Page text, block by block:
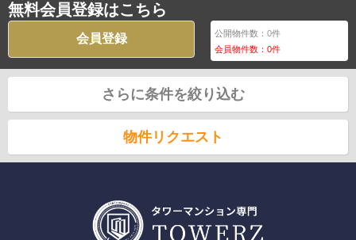
無料会員登録はこちら
会員登録 公開物件数：0件
会員物件数：0件
さらに条件を絞り込む
物件リクエスト